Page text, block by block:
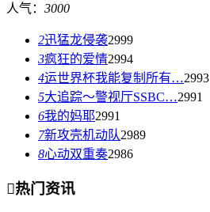
人气： 3000
2迅猛龙侵袭2999
3疯狂的爱情2994
4运世界杯我能复制所有…2993
5大追踪〜警视厅SSBC…2991
6我的妈耶2991
7新攻壳机动队2989
8心动双重奏2986
热门资讯